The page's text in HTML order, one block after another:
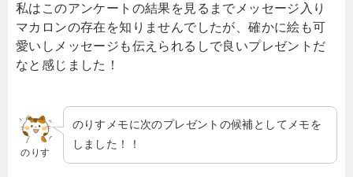
私はこのアンケートの結果を見るまでメッセージ入り
マカロンの存在を知りませんでしたが、確かに絵も可
愛いしメッセージも伝えられるしで良いプレゼントだ
なと感じました！
のりす
のりすメモに次のプレゼントの候補としてメモを
しました！！